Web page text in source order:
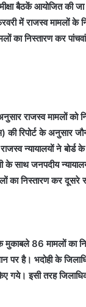
बैठकें आयोजित की
में राजस्व मामलों के
निस्तारण कर पांचवां
राजस्व मामलों को
की रिपोर्ट के अनुसार
न्यायालयों ने
साथ जनपदीय
का निस्तारण कर
के मुकाबले 86 मामलों
भदोही के
गये। इसी तरह